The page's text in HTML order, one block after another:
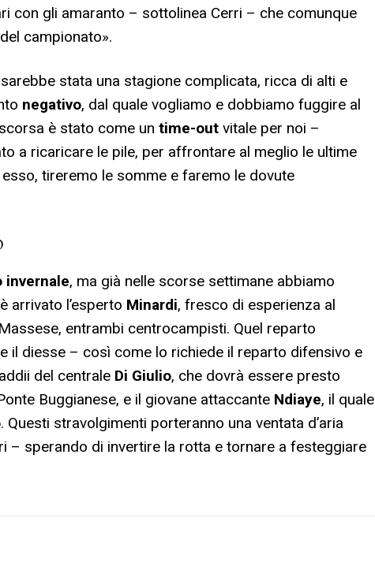
con gli amaranto – sottolinea Cerri – che comunque
campionato».
stata una stagione complicata, ricca di alti e
negativo, dal quale vogliamo e dobbiamo fuggire al
è stato come un time-out vitale per noi –
a ricaricare le pile, per affrontare al meglio le ultime
tireremo le somme e faremo le dovute
invernale, ma già nelle scorse settimane abbiamo
arrivato l’esperto Minardi, fresco di esperienza al
entrambi centrocampisti. Quel reparto
il diesse – così come lo richiede il reparto difensivo e
del centrale Di Giulio, che dovrà essere presto
Buggianese, e il giovane attaccante Ndiaye, il quale
. Questi stravolgimenti porteranno una ventata d’aria
– sperando di invertire la rotta e tornare a festeggiare